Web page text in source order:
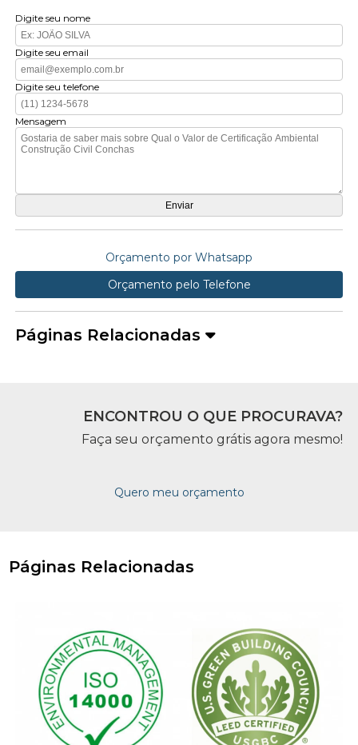
Digite seu nome
Digite seu email
Digite seu telefone
Mensagem
Orçamento por Whatsapp
Orçamento pelo Telefone
Páginas Relacionadas
ENCONTROU O QUE PROCURAVA?
Faça seu orçamento grátis agora mesmo!
Quero meu orçamento
Páginas Relacionadas